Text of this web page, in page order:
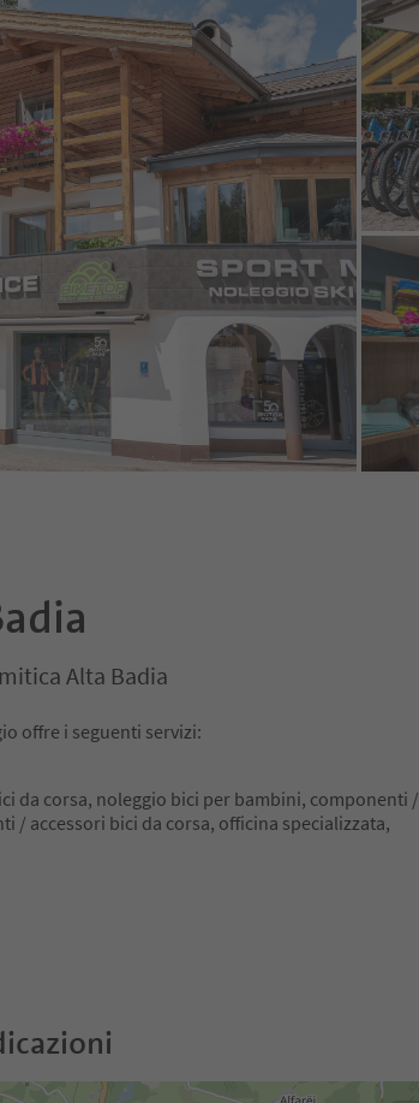
Alta Badia
offre i seguenti servizi:
da corsa, noleggio bici per bambini, componenti /
/ accessori bici da corsa, officina specializzata,